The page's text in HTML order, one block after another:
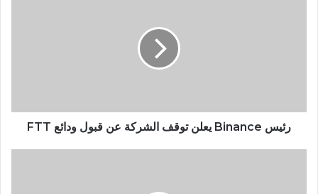
رئيس Binance يعلن توقف الشركة عن قبول ودائع FTT